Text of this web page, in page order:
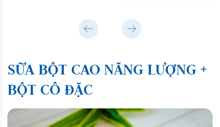
SỮA BỘT CAO NĂNG LƯỢNG +
BỘT CÔ ĐẶC